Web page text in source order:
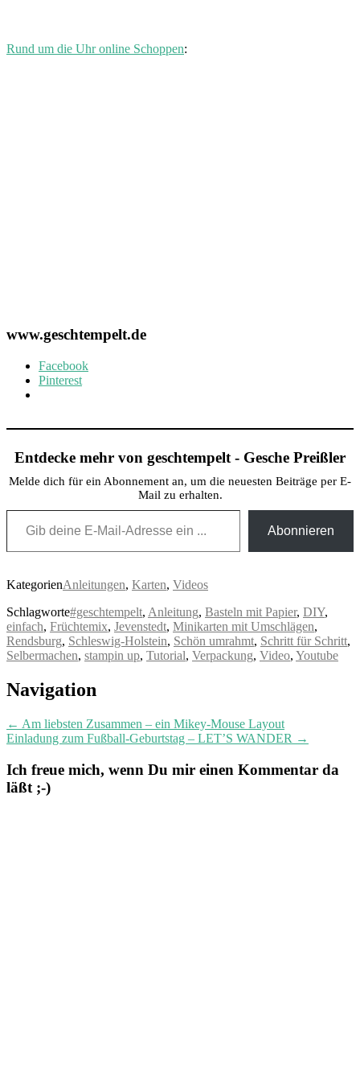
Rund um die Uhr online Schoppen:
www.geschtempelt.de
Facebook
Pinterest
Entdecke mehr von geschtempelt - Gesche Preißler
Melde dich für ein Abonnement an, um die neuesten Beiträge per E-
Mail zu erhalten.
Gib deine E-Mail-Adresse ein ...
Abonnieren
KategorienAnleitungen, Karten, Videos
Schlagworte#geschtempelt, Anleitung, Basteln mit Papier, DIY,
einfach, Früchtemix, Jevenstedt, Minikarten mit Umschlägen,
Rendsburg, Schleswig-Holstein, Schön umrahmt, Schritt für Schritt,
Selbermachen, stampin up, Tutorial, Verpackung, Video, Youtube
Post
Navigation
← Am liebsten Zusammen – ein Mikey-Mouse Layout
Einladung zum Fußball-Geburtstag – LET’S WANDER →
Ich freue mich, wenn Du mir einen Kommentar da
läßt ;-)